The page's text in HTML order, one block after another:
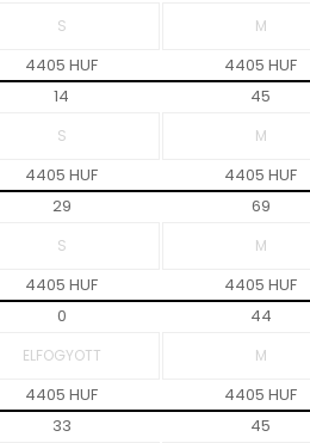
4405 HUF 4405 HUF
14 45
4405 HUF 4405 HUF
29 69
4405 HUF 4405 HUF
0 44
4405 HUF 4405 HUF
33 45